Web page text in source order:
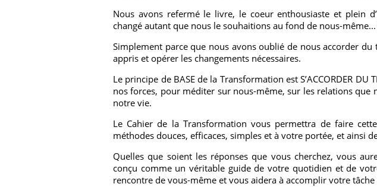
Nous avons refermé le livre, le coeur enthousiaste et plein
changé autant que nous le souhaitions au fond de nous-
Simplement parce que nous avons oublié de nous accorder
appris et opérer les changements nécessaires.
Le principe de BASE de la Transformation est S’ACCORDER
nos forces, pour méditer sur nous-même, sur les relations que
notre vie.
Le Cahier de la Transformation vous permettra de faire
méthodes douces, efficaces, simples et à votre portée, et ainsi de
Quelles que soient les réponses que vous cherchez, vous
conçu comme un véritable guide de votre quotidien et de
rencontre de vous-même et vous aidera à accomplir votre